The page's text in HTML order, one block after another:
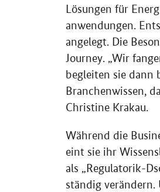
Lösungen für
anwendungen.
angelegt. Die
Journey. „Wir
begleiten sie dann
Branchenwissen,
Christine Krakau.
Während die
eint sie ihr
als „Regulatorik-
ständig verändern.